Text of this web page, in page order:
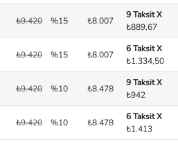
₺9.420 %15 ₺8.007
9 Taksit X
₺889,67
₺9.420 %15 ₺8.007
6 Taksit X
₺1.334,50
₺9.420 %10 ₺8.478
9 Taksit X
₺942
₺9.420 %10 ₺8.478
6 Taksit X
₺1.413